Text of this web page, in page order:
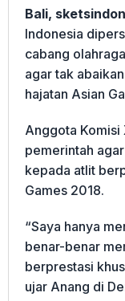
Bali,
Indonesia
cabang
agar tak
hajatan Asian
Anggota Komisi
pemerintah
kepada atlit
Games 2018.
“Saya hanya
benar-benar
berprestasi
ujar Anang di